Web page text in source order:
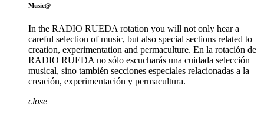
Music@
In the RADIO RUEDA rotation you will not only hear a
careful selection of music, but also special sections related to
creation, experimentation and permaculture. En la rotación de
RADIO RUEDA no sólo escucharás una cuidada selección
musical, sino también secciones especiales relacionadas a la
creación, experimentación y permacultura.
close